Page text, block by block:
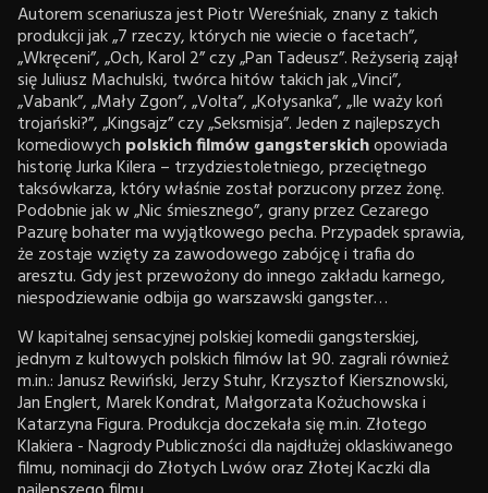
Autorem scenariusza jest Piotr Wereśniak, znany z takich
produkcji jak „7 rzeczy, których nie wiecie o facetach”,
„Wkręceni”, „Och, Karol 2” czy „Pan Tadeusz”. Reżyserią zajął
się Juliusz Machulski, twórca hitów takich jak „Vinci”,
„Vabank”, „Mały Zgon”, „Volta”, „Kołysanka”, „Ile waży koń
trojański?”, „Kingsajz” czy „Seksmisja”. Jeden z najlepszych
komediowych polskich filmów gangsterskichopowiada
historię Jurka Kilera – trzydziestoletniego, przeciętnego
taksówkarza, który właśnie został porzucony przez żonę.
Podobnie jak w „Nic śmiesznego”, grany przez Cezarego
Pazurę bohater ma wyjątkowego pecha. Przypadek sprawia,
że zostaje wzięty za zawodowego zabójcę i trafia do
aresztu. Gdy jest przewożony do innego zakładu karnego,
niespodziewanie odbija go warszawski gangster…
W kapitalnej sensacyjnej polskiej komedii gangsterskiej,
jednym z kultowych polskich filmów lat 90. zagrali również
m.in.: Janusz Rewiński, Jerzy Stuhr, Krzysztof Kiersznowski,
Jan Englert, Marek Kondrat, Małgorzata Kożuchowska i
Katarzyna Figura. Produkcja doczekała się m.in. Złotego
Klakiera - Nagrody Publiczności dla najdłużej oklaskiwanego
filmu, nominacji do Złotych Lwów oraz Złotej Kaczki dla